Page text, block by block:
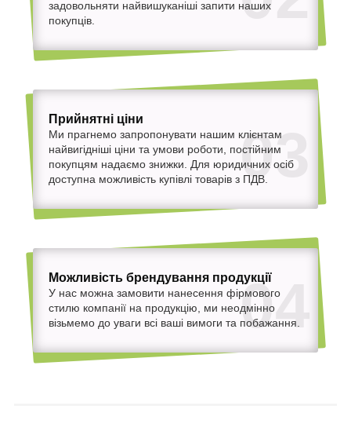
задовольняти найвишуканіші запити наших
покупців.
03
Прийнятні ціни
Ми прагнемо запропонувати нашим клієнтам
найвигідніші ціни та умови роботи, постійним
покупцям надаємо знижки. Для юридичних осіб
доступна можливість купівлі товарів з ПДВ.
04
Можливість брендування продукції
У нас можна замовити нанесення фірмового
стилю компанії на продукцію, ми неодмінно
візьмемо до уваги всі ваші вимоги та побажання.